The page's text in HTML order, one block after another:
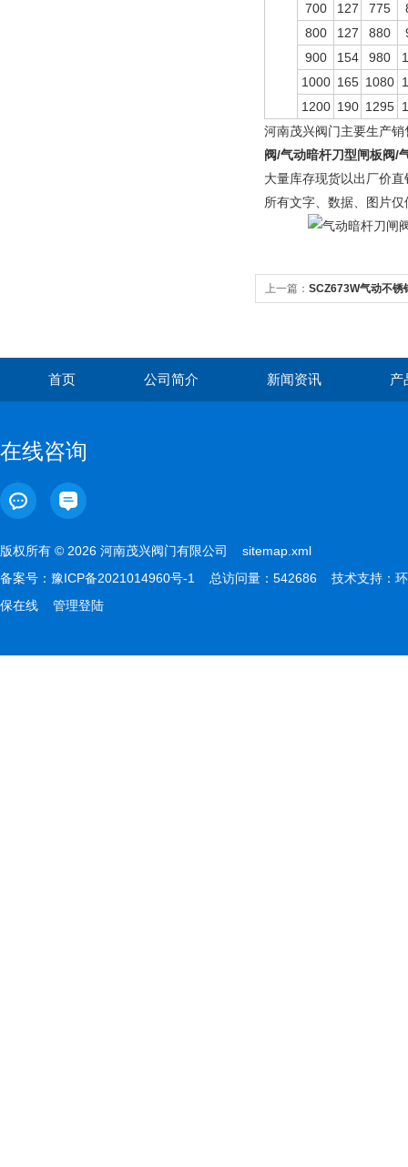
700
127 775
800
127 880
900
154 980
1000 165 1080
1200 190 1295
河南茂兴阀门主要生产销
阀/气动暗杆刀型闸板阀/
大量库存现货以出厂价
所有文字、数据、图片仅
上一篇： SCZ673W气动不锈
首页 公司简介 新闻资讯 产
在线咨询
版权所有 © 2026 河南茂兴阀门有限公司 sitemap.xml
备案号： 豫ICP备2021014960号-1 总访问量：542686 技术支持： 环
保在线
管理登陆